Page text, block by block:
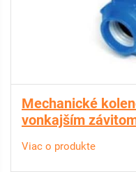
Mechanické
vonkajším
Viac o produkte